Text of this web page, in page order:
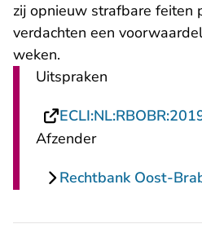
zij opnieuw strafbare feiten
verdachten een
weken.
Uitspraken
Afzender
Rechtbank Oost-